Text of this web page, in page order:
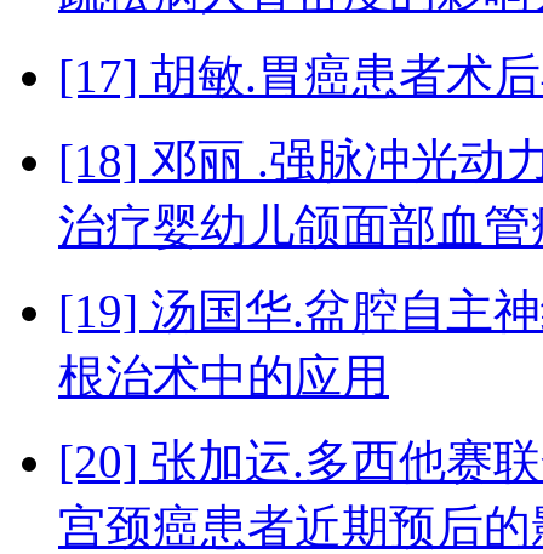
[17] 胡敏.胃癌患者术
[18] 邓丽 .强脉冲光动
治疗婴幼儿颌面部血
[19] 汤国华.盆腔自主
根治术中的应用
[20] 张加运.多西他赛
宫颈癌患者近期预后的